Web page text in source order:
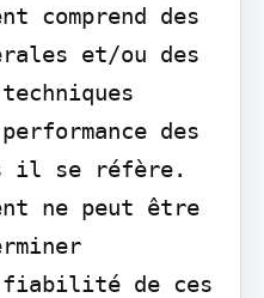
comprend des
et/ou des
des
il se réfère.
ne peut être
de ces